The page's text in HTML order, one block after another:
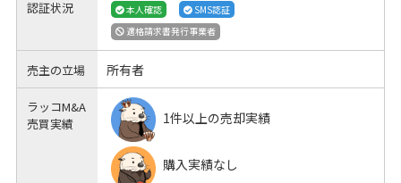
認証状況 本人確認
SMS認証
適格請求書発行事業者
売主の立場 所有者
ラッコM&A
売買実績
1件以上の売却実績
購入実績なし